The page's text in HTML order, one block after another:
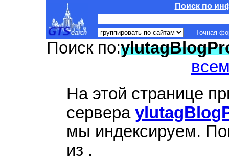
Поиск по
Точная
Поиск по:
На этой странице
сервера
мы индексируем.
из .